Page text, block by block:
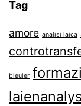
Tag
amore analisi laica
bleuler